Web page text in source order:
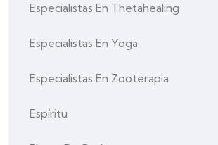
Especialistas En Thetahealing
Especialistas En Yoga
Especialistas En Zooterapia
Espíritu